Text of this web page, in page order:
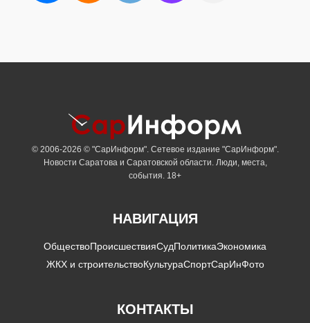
© 2006-2026 © "СарИнформ". Сетевое издание "СарИнформ".
Новости Саратова и Саратовской области. Люди, места,
события. 18+
НАВИГАЦИЯ
ОбществоПроисшествияСудПолитикаЭкономика
ЖКХ и строительствоКультураСпортСарИнФото
КОНТАКТЫ